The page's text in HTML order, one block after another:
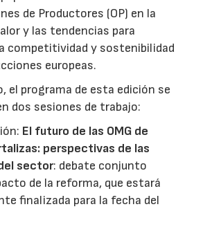
de Productores (OP) en la
y las tendencias para
competitividad y sostenibilidad
europeas.
el programa de esta edición se
dos sesiones de trabajo:
El futuro de las OMG de
perspectivas de las
sector: debate conjunto
de la reforma, que estará
finalizada para la fecha del